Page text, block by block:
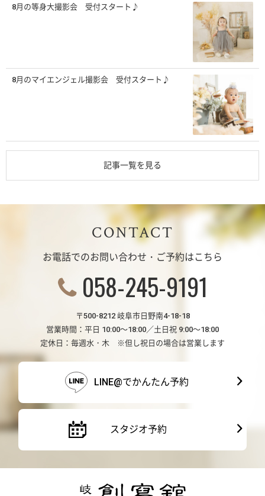
8月の等身大撮影会 受付スタート♪
8月のマイエンジェル撮影会 受付スタート♪
記事一覧を見る
CONTACT
お電話でのお問い合わせ・ご予約はこちら
058-245-9191
〒500-8212 岐阜市日野南4-18-18
営業時間：平日 10:00～18:00／土日祝 9:00～18:00
定休日：毎週水・木 ※但し祝日の場合は営業します
LINE@でかんたん予約
スタジオ予約